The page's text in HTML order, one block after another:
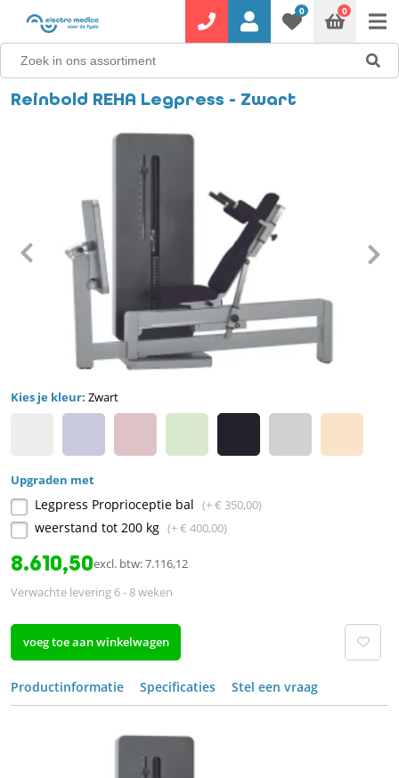
0 0
Reinbold REHA Legpress - Zwart
Kies je kleur: Zwart
Upgraden met
Legpress Proprioceptie bal (+ € 350,00)
weerstand tot 200 kg (+ € 400,00)
8.610,50excl. btw: 7.116,12
Verwachte levering 6 - 8 weken
voeg toe aan winkelwagen
Productinformatie Specificaties Stel een vraag